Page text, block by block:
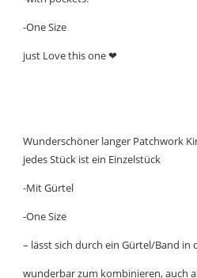
-One Size
just Love this one ❤
Wunderschöner langer Patchwork
jedes Stück ist ein Einzelstück
-Mit Gürtel
-One Size
– lässt sich durch ein Gürtel/Band in
wunderbar zum kombinieren, auch